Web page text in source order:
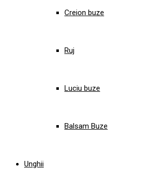
Creion buze
Ruj
Luciu buze
Balsam Buze
Unghii